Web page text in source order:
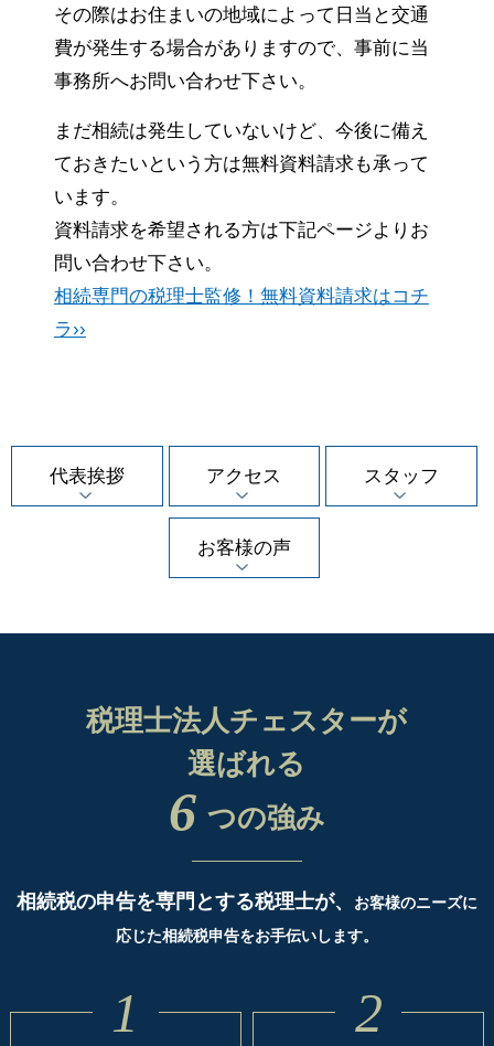
その際はお住まいの地域によって日当と交通
費が発生する場合がありますので、事前に当
事務所へお問い合わせ下さい。
まだ相続は発生していないけど、今後に備え
ておきたいという方は無料資料請求も承って
います。
資料請求を希望される方は下記ページよりお
問い合わせ下さい。
相続専門の税理士監修！無料資料請求はコチ
ラ››
代表挨拶 アクセス スタッフ
お客様の声
税理士法人チェスターが
選ばれる
6 つの強み
相続税の申告を専門とする税理士が、
お客様のニーズに
応じた相続税申告をお手伝いします。
1 2